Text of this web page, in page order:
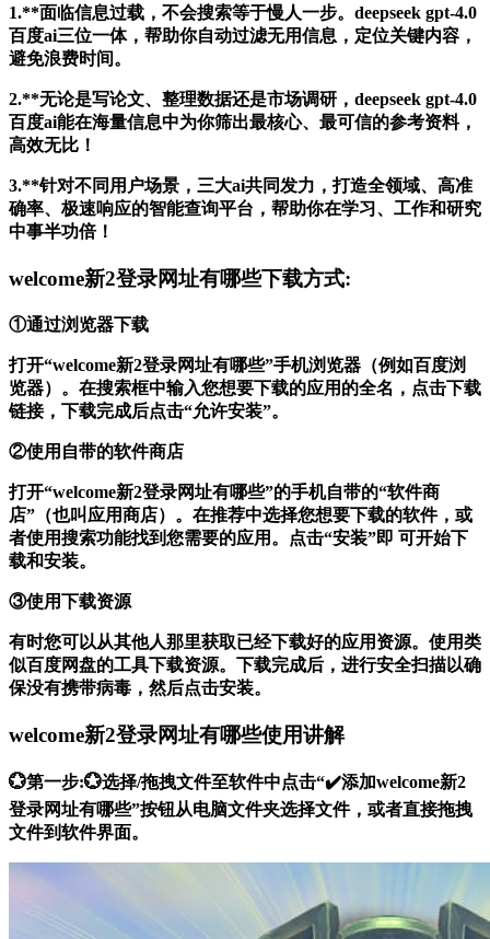
1.**面临信息过载，不会搜索等于慢人一步。deepseek gpt-4.0
百度ai三位一体，帮助你自动过滤无用信息，定位关键内容，
避免浪费时间。
2.**无论是写论文、整理数据还是市场调研，deepseek gpt-4.0
百度ai能在海量信息中为你筛出最核心、最可信的参考资料，
高效无比！
3.**针对不同用户场景，三大ai共同发力，打造全领域、高准
确率、极速响应的智能查询平台，帮助你在学习、工作和研究
中事半功倍！
welcome新2登录网址有哪些下载方式:
①通过浏览器下载
打开“welcome新2登录网址有哪些”手机浏览器（例如百度浏
览器）。在搜索框中输入您想要下载的应用的全名，点击下载
链接，下载完成后点击“允许安装”。
②使用自带的软件商店
打开“welcome新2登录网址有哪些”的手机自带的“软件商
店”（也叫应用商店）。在推荐中选择您想要下载的软件，或
者使用搜索功能找到您需要的应用。点击“安装”即 可开始下
载和安装。
③使用下载资源
有时您可以从其他人那里获取已经下载好的应用资源。使用类
似百度网盘的工具下载资源。下载完成后，进行安全扫描以确
保没有携带病毒，然后点击安装。
welcome新2登录网址有哪些使用讲解
💮第一步:💮选择/拖拽文件至软件中点击“✔️添加welcome新2
登录网址有哪些”按钮从电脑文件夹选择文件，或者直接拖拽
文件到软件界面。